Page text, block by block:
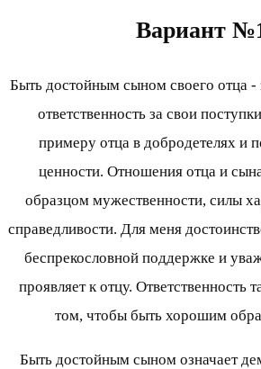
Вариант
Быть достойным сыном своего отца -
ответственность за свои
примеру отца в добродетелях и
ценности. Отношения отца и
образцом мужественности, силы
справедливости. Для меня
беспрекословной поддержке и
проявляет к отцу. Ответственность
том, чтобы быть хорошим
Быть достойным сыном означает